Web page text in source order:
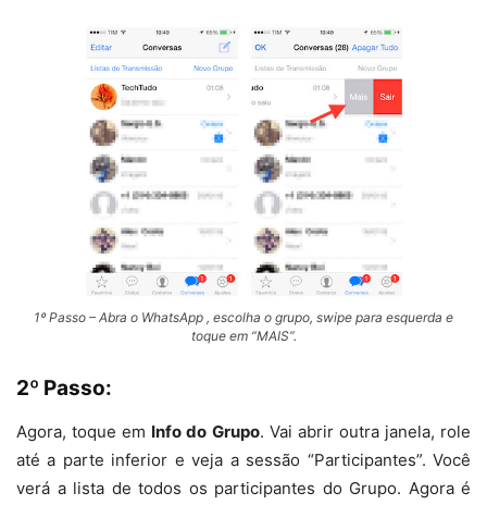
1º Passo – Abra o WhatsApp , escolha o grupo, swipe para esquerda e
toque em “MAIS”.
2º Passo:
Agora, toque em Info do Grupo. Vai abrir outra janela, role
até a parte inferior e veja a sessão “Participantes”. Você
verá a lista de todos os participantes do Grupo. Agora é